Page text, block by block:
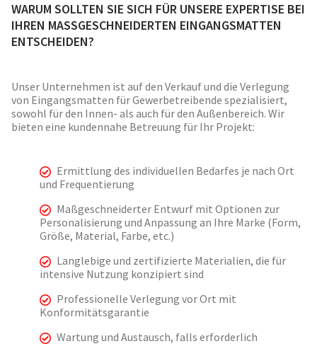
WARUM SOLLTEN SIE SICH FÜR UNSERE EXPERTISE BEI
IHREN MASSGESCHNEIDERTEN EINGANGSMATTEN
ENTSCHEIDEN?
Unser Unternehmen ist auf den Verkauf und die Verlegung
von Eingangsmatten für Gewerbetreibende spezialisiert,
sowohl für den Innen- als auch für den Außenbereich. Wir
bieten eine kundennahe Betreuung für Ihr Projekt:
Ermittlung des individuellen Bedarfes je nach Ort
und Frequentierung
Maßgeschneiderter Entwurf mit Optionen zur
Personalisierung und Anpassung an Ihre Marke (Form,
Größe, Material, Farbe, etc.)
Langlebige und zertifizierte Materialien, die für
intensive Nutzung konzipiert sind
Professionelle Verlegung vor Ort mit
Konformitätsgarantie
Wartung und Austausch, falls erforderlich